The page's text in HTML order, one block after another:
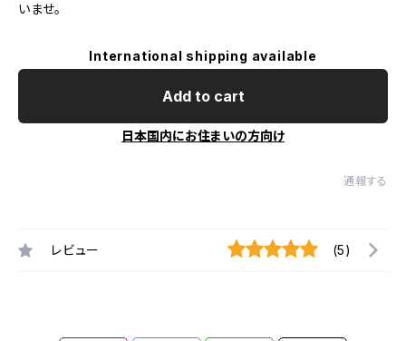
いませ。
International shipping available
Add to cart
日本国内にお住まいの方向け
通報する
レビュー (5)